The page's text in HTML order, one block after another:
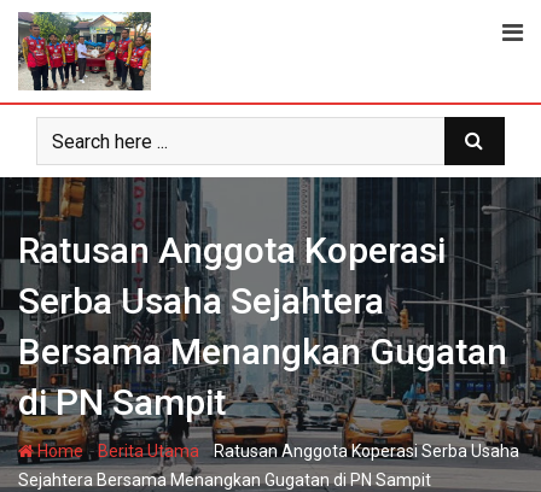
Skip
content
Ratusan Anggota Koperasi
Serba Usaha Sejahtera
Bersama Menangkan Gugatan
di PN Sampit
Home-Berita Utama -Ratusan Anggota Koperasi Serba Usaha
Sejahtera Bersama Menangkan Gugatan di PN Sampit